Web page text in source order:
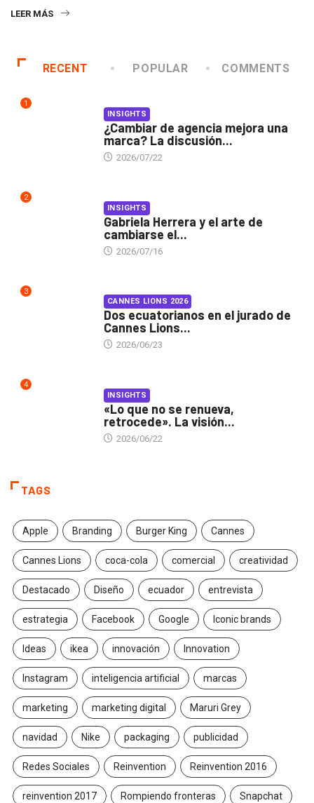
LEER MÁS
RECENT POPULAR COMMENTS
1
INSIGHTS
¿Cambiar de agencia mejora una
marca? La discusión...
2026/07/22
2
INSIGHTS
Gabriela Herrera y el arte de
cambiarse el...
2026/07/16
3
CANNES LIONS 2026
Dos ecuatorianos en el jurado de
Cannes Lions...
2026/06/23
4
INSIGHTS
«Lo que no se renueva,
retrocede». La visión...
2026/06/22
TAGS
Apple Branding Burger King Cannes
Cannes Lions coca-cola comercial creatividad
Destacado Diseño ecuador entrevista
estrategia Facebook Google Iconic brands
Ideas ikea innovación Innovation
Instagram inteligencia artificial marcas
marketing marketing digital Maruri Grey
navidad Nike packaging publicidad
Redes Sociales Reinvention Reinvention 2016
reinvention 2017 Rompiendo fronteras Snapchat